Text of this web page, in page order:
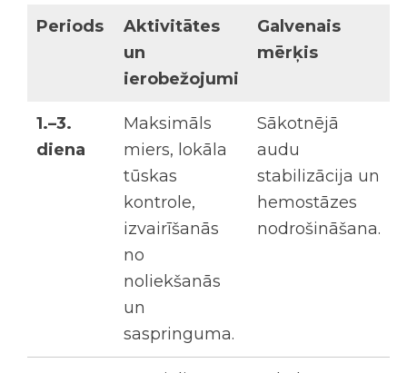
Periods
Aktivitātes
un
ierobežojumi
Galvenais
mērķis
1.–3.
diena
Maksimāls
miers, lokāla
tūskas
kontrole,
izvairīšanās
no
noliekšanās
un
saspringuma.
Sākotnējā
audu
stabilizācija un
hemostāzes
nodrošināšana.